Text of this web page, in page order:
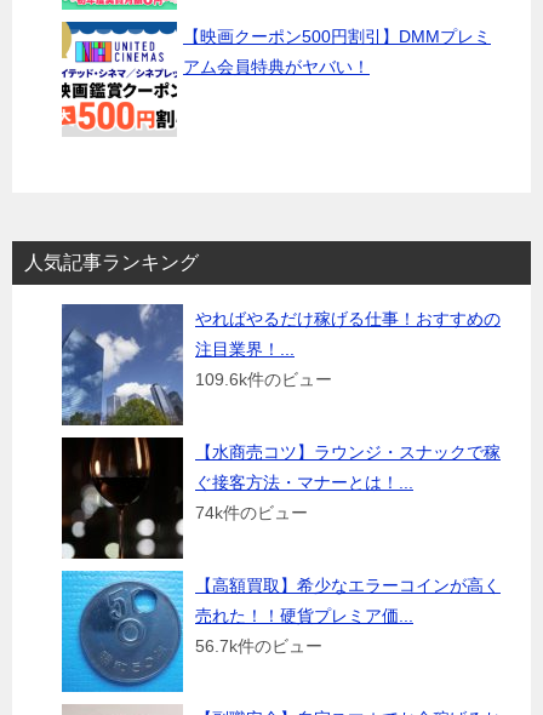
【映画クーポン500円割引】DMMプレミ
アム会員特典がヤバい！
人気記事ランキング
やればやるだけ稼げる仕事！おすすめの
注目業界！...
109.6k件のビュー
【水商売コツ】ラウンジ・スナックで稼
ぐ接客方法・マナーとは！...
74k件のビュー
【高額買取】希少なエラーコインが高く
売れた！！硬貨プレミア価...
56.7k件のビュー